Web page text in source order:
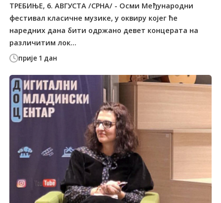
прије 1 дан
ТРЕБИЊЕ, 6. АВГУСТА /СРНА/ - Осми Међународни
фестивал класичне музике, у оквиру којег ће
наредних дана бити одржано девет концерата на
различитим лок...